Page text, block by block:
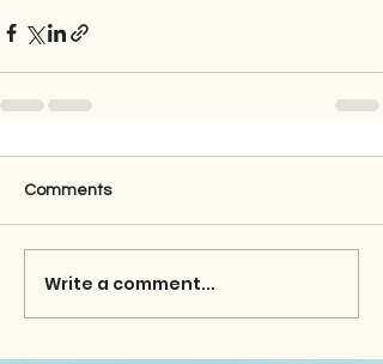
Comments
Write a comment...